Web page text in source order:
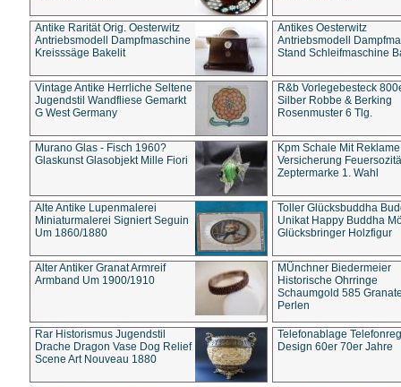
Antike Rarität Orig. Oesterwitz
Antriebsmodell Dampfmaschine
Kreisssäge Bakelit
Antikes Oesterwitz
Antriebsmodell
Stand Schleifmaschine
Vintage Antike Herrliche Seltene
Jugendstil Wandfliese Gemarkt
G West Germany
R&b Vorlegebesteck
Silber Robbe & Berking
Rosenmuster 6 Tlg.
Murano Glas - Fisch 1960?
Glaskunst Glasobjekt Mille Fiori
Kpm Schale Mit Reklame
Versicherung
Zeptermarke 1. Wahl
Alte Antike Lupenmalerei
Miniaturmalerei Signiert Seguin
Um 1860/1880
Toller Glücksbuddha
Unikat Happy Buddha
Glücksbringer Holzfigur
Alter Antiker Granat Armreif
Armband Um 1900/1910
MÜnchner Biedermeier
Historische Ohrringe
Schaumgold 585
Perlen
Rar Historismus Jugendstil
Drache Dragon Vase Dog Relief
Scene Art Nouveau 1880
Telefonablage
Design 60er 70er Jahre